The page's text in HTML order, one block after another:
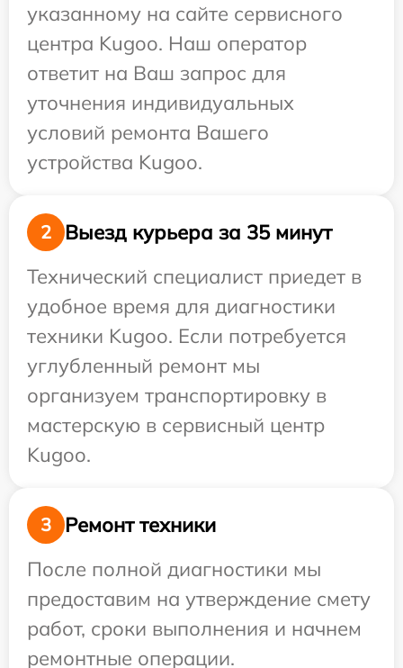
указанному на сайте сервисного
центра Kugoo. Наш оператор
ответит на Ваш запрос для
уточнения индивидуальных
условий ремонта Вашего
устройства Kugoo.
2
Выезд курьера за 35 минут
Технический специалист приедет в
удобное время для диагностики
техники Kugoo. Если потребуется
углубленный ремонт мы
организуем транспортировку в
мастерскую в сервисный центр
Kugoo.
3
Ремонт техники
После полной диагностики мы
предоставим на утверждение смету
работ, сроки выполнения и начнем
ремонтные операции.